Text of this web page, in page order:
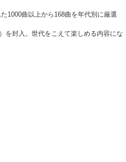
1000曲以上から168曲を年代別に厳選
を封入。世代をこえて楽しめる内容にな